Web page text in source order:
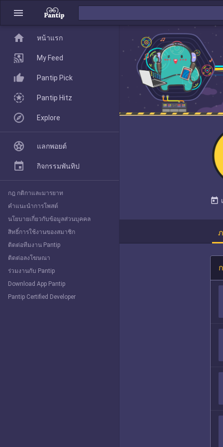
menu
today
home
Pantip Pick
Explore
home หน้าแรก
My Feed
Pantip Pick
Pantip Hitz
Explore
แลกพอยต์
กิจกรรมพันทิป
กฎ กติกาและมารยาท
คำแนะนำการโพสต์
นโยบายเกี่ยวกับข้อมูลส่วนบุคคล
สิทธิ์การใช้งานของสมาชิก
ติดต่อทีมงาน Pantip
ติดต่อลงโฆษณา
ร่วมงานกับ Pantip
Download App Pantip
Pantip Certified Developer